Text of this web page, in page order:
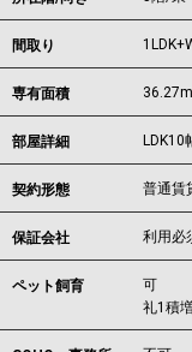
間取り
専有面積
部屋詳細 LDK10
契約形態 普通賃
保証会社 利用必
ペット飼育
可
礼1積